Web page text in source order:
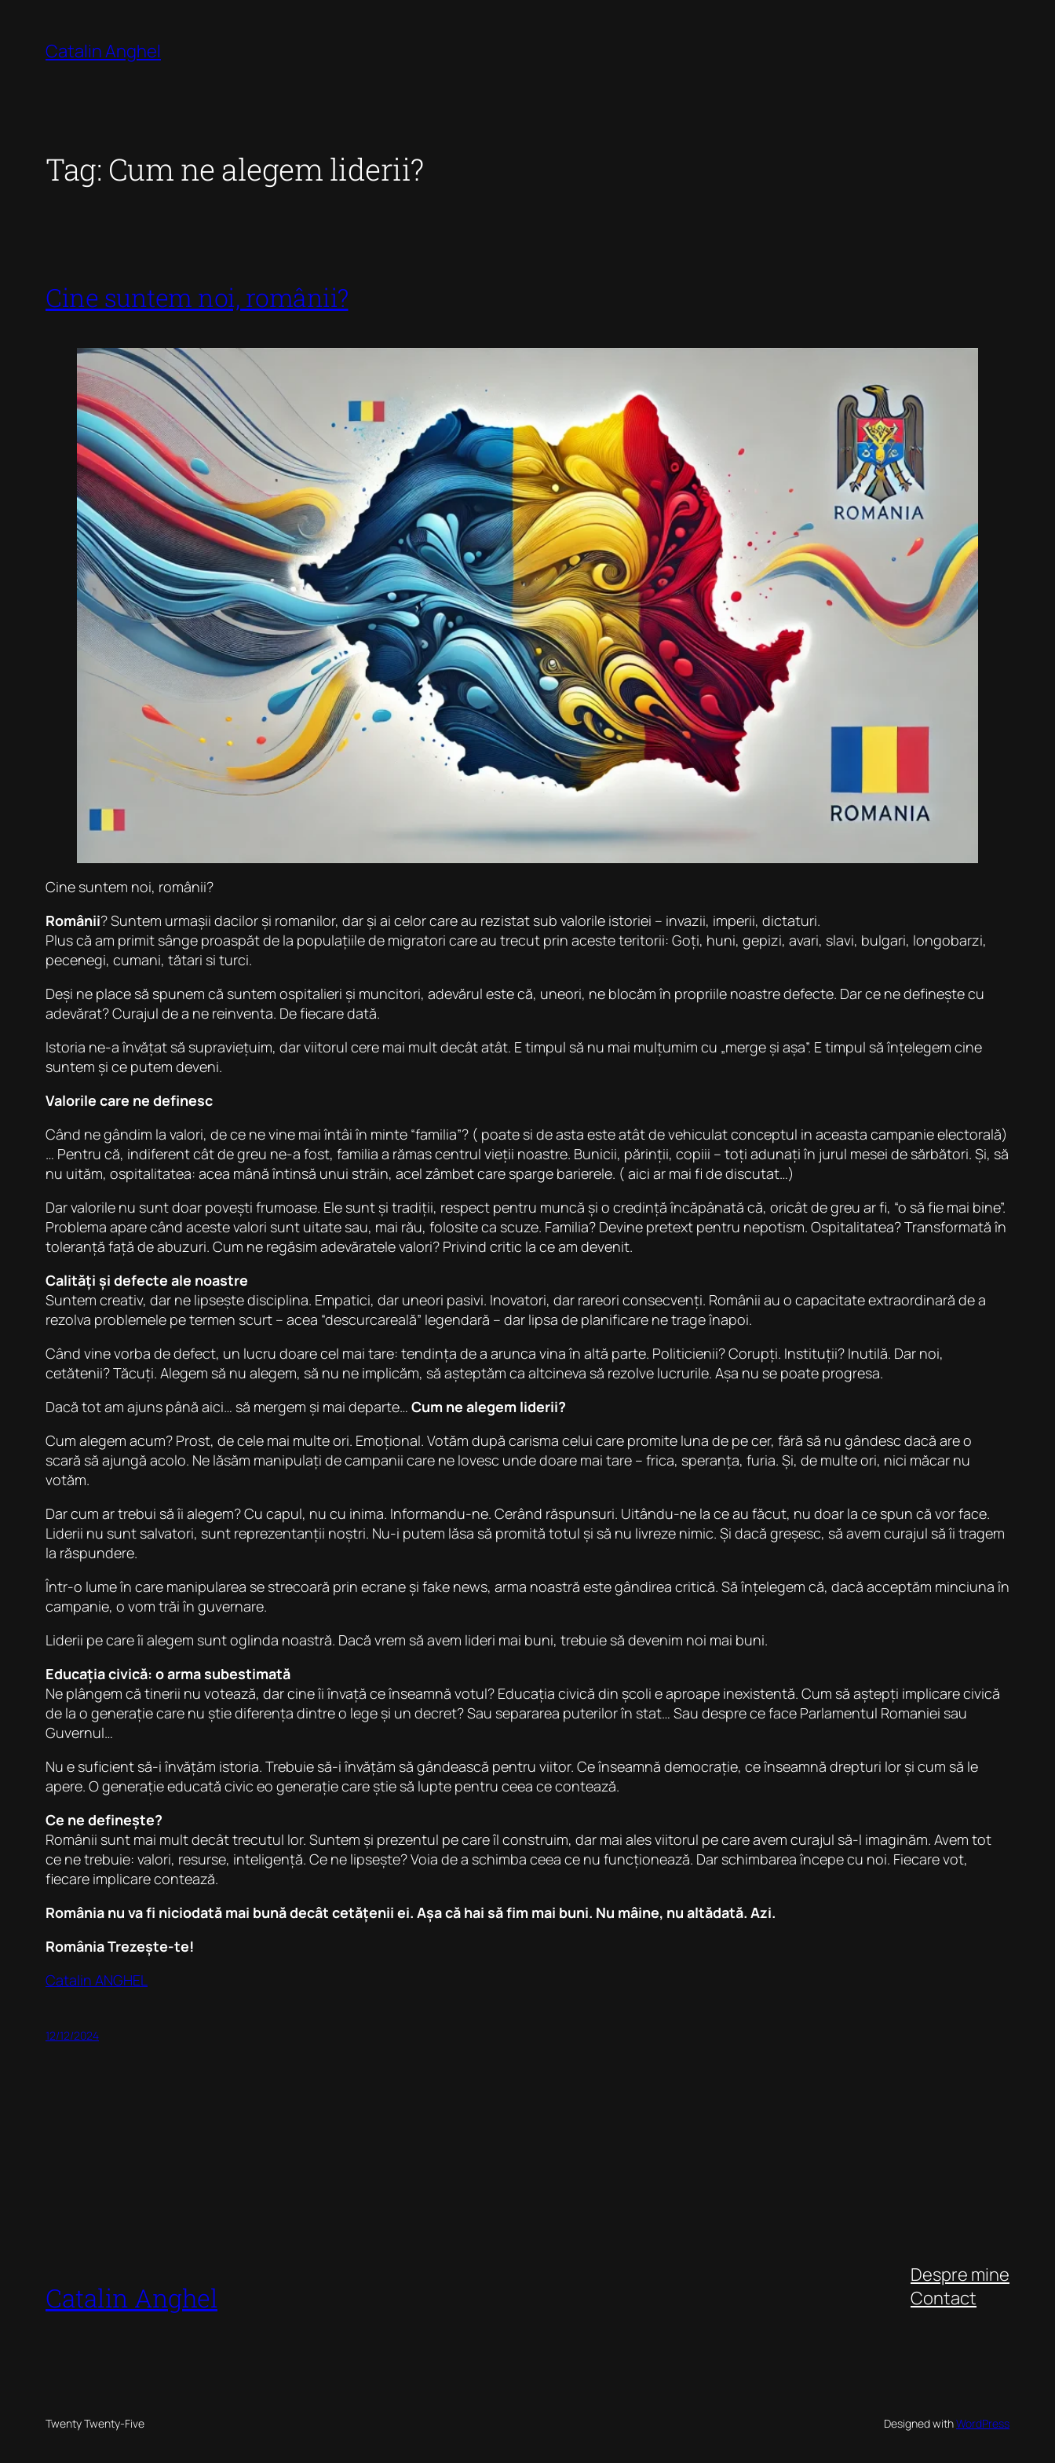
content
Catalin Anghel
Tag: Cum ne alegem liderii?
Cine suntem noi, românii?
Cine suntem noi, românii?
Românii? Suntem urmașii dacilor și romanilor, dar și ai celor care au rezistat sub valorile istoriei – invazii, imperii, dictaturi.
Plus că am primit sânge proaspăt de la populațiile de migratori care au trecut prin aceste teritorii: Goți, huni, gepizi, avari, slavi, bulgari, longobarzi,
pecenegi, cumani, tătari si turci.
Deși ne place să spunem că suntem ospitalieri și muncitori, adevărul este că, uneori, ne blocăm în propriile noastre defecte. Dar ce ne definește cu
adevărat? Curajul de a ne reinventa. De fiecare dată.
Istoria ne-a învățat să supraviețuim, dar viitorul cere mai mult decât atât. E timpul să nu mai mulțumim cu „merge și așa”. E timpul să înțelegem cine
suntem și ce putem deveni.
Valorile care ne definesc
Când ne gândim la valori, de ce ne vine mai întâi în minte “familia”? ( poate si de asta este atât de vehiculat conceptul in aceasta campanie electorală)
… Pentru că, indiferent cât de greu ne-a fost, familia a rămas centrul vieții noastre. Bunicii, părinții, copiii – toți adunați în jurul mesei de sărbători. Și, să
nu uităm, ospitalitatea: acea mână întinsă unui străin, acel zâmbet care sparge barierele. ( aici ar mai fi de discutat…)
Dar valorile nu sunt doar povești frumoase. Ele sunt și tradiții, respect pentru muncă și o credință încăpânată că, oricât de greu ar fi, “o să fie mai bine”.
Problema apare când aceste valori sunt uitate sau, mai rău, folosite ca scuze. Familia? Devine pretext pentru nepotism. Ospitalitatea? Transformată în
toleranță față de abuzuri. Cum ne regăsim adevăratele valori? Privind critic la ce am devenit.
Calități și defecte ale noastre
Suntem creativ, dar ne lipsește disciplina. Empatici, dar uneori pasivi. Inovatori, dar rareori consecvenți. Românii au o capacitate extraordinară de a
rezolva problemele pe termen scurt – acea “descurcareală” legendară – dar lipsa de planificare ne trage înapoi.
Când vine vorba de defect, un lucru doare cel mai tare: tendința de a arunca vina în altă parte. Politicienii? Corupți. Instituții? Inutilă. Dar noi,
cetătenii? Tăcuți. Alegem să nu alegem, să nu ne implicăm, să așteptăm ca altcineva să rezolve lucrurile. Așa nu se poate progresa.
Dacă tot am ajuns până aici… să mergem și mai departe… Cum ne alegem liderii?
Cum alegem acum? Prost, de cele mai multe ori. Emoțional. Votăm după carisma celui care promite luna de pe cer, fără să nu gândesc dacă are o
scară să ajungă acolo. Ne lăsăm manipulați de campanii care ne lovesc unde doare mai tare – frica, speranța, furia. Și, de multe ori, nici măcar nu
votăm.
Dar cum ar trebui să îi alegem? Cu capul, nu cu inima. Informandu-ne. Cerând răspunsuri. Uitându-ne la ce au făcut, nu doar la ce spun că vor face.
Liderii nu sunt salvatori, sunt reprezentanții noștri. Nu-i putem lăsa să promită totul și să nu livreze nimic. Și dacă greșesc, să avem curajul să îi tragem
la răspundere.
Într-o lume în care manipularea se strecoară prin ecrane și fake news, arma noastră este gândirea critică. Să înțelegem că, dacă acceptăm minciuna în
campanie, o vom trăi în guvernare.
Liderii pe care îi alegem sunt oglinda noastră. Dacă vrem să avem lideri mai buni, trebuie să devenim noi mai buni.
Educația civică: o arma subestimată
Ne plângem că tinerii nu votează, dar cine îi învață ce înseamnă votul? Educația civică din școli e aproape inexistentă. Cum să aștepți implicare civică
de la o generație care nu știe diferența dintre o lege și un decret? Sau separarea puterilor în stat… Sau despre ce face Parlamentul Romaniei sau
Guvernul…
Nu e suficient să-i învățăm istoria. Trebuie să-i învățăm să gândească pentru viitor. Ce înseamnă democrație, ce înseamnă drepturi lor și cum să le
apere. O generație educată civic eo generație care știe să lupte pentru ceea ce contează.
Ce ne definește?
Românii sunt mai mult decât trecutul lor. Suntem și prezentul pe care îl construim, dar mai ales viitorul pe care avem curajul să-l imaginăm. Avem tot
ce ne trebuie: valori, resurse, inteligență. Ce ne lipsește? Voia de a schimba ceea ce nu funcționează. Dar schimbarea începe cu noi. Fiecare vot,
fiecare implicare contează.
România nu va fi niciodată mai bună decât cetățenii ei. Așa că hai să fim mai buni. Nu mâine, nu altădată. Azi.
România Trezește-te!
Catalin ANGHEL
12/12/2024
Catalin Anghel
Despre mine
Contact
Twenty Twenty-Five Designed withWordPress